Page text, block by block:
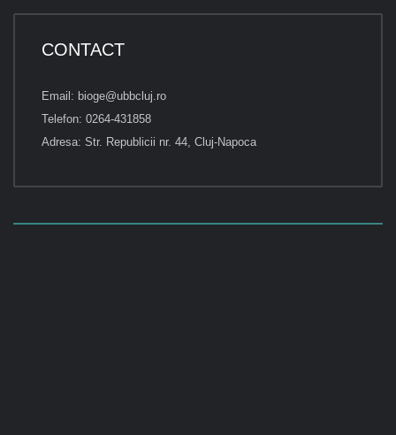
CONTACT
Email: bioge@ubbcluj.ro
Telefon: 0264-431858
Adresa: Str. Republicii nr. 44, Cluj-Napoca